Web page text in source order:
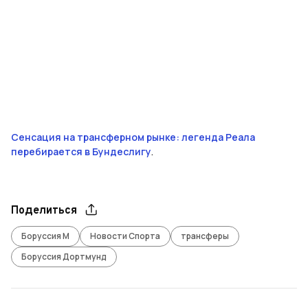
Сенсация на трансферном рынке: легенда Реала
перебирается в Бундеслигу.
Поделиться
Боруссия М Новости Спорта
трансферы
Боруссия Дортмунд